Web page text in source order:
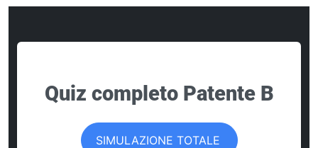
Quiz completo Patente B
SIMULAZIONE TOTALE